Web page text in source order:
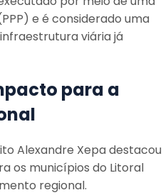
e é considerado uma
viária já
para a
Alexandre Xepa destacou
os municípios do Litoral
regional.